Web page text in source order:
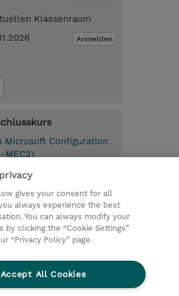
Klassenraum
Anmelden
Microsoft Configuration
MEC2)
Cloud Implementation
für Windows Geräte
Ethics and Compliance
gives your consent for all
always experience the best
You can always modify your
by clicking the “Cookie Settings”
“Privacy Policy” page.
Accept All Cookies